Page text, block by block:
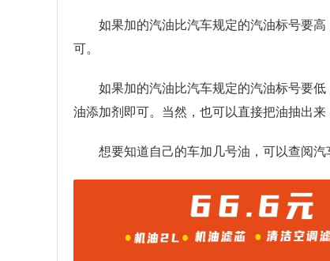
如果加的汽油比汽车规定的汽油标号要
可。
如果加的汽油比汽车规定的汽油标号要
油添加剂即可。当然，也可以直接把油抽出来
想要知道自己的车加几号油，可以查阅